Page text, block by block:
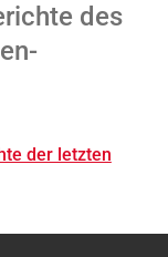
des
der letzten